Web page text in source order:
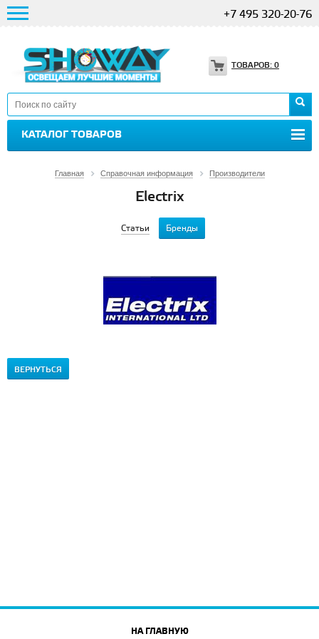
+7 495 320-20-76
ТОВАРОВ: 0
КАТАЛОГ ТОВАРОВ
Главная Справочная информация Производители
Electrix
Статьи Бренды
ВЕРНУТЬСЯ
НА ГЛАВНУЮ